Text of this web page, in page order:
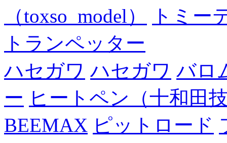
（toxso_model）
トミー
トランペッター
ハセガワ ハセガワ バロ
ー ヒートペン（十和田
BEEMAX ピットロード